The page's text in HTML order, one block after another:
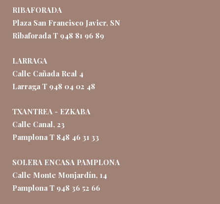
RIBAFORADA
Plaza San Francisco Javier, SN
Ribaforada T 948 81 96 89
LARRAGA
Calle Cañada Real 4
Larraga T 948 04 02 48
TXANTREA - EZKABA
Calle Canal, 23
Pamplona T 848 46 31 33
SOLERA ENCASA PAMPLONA
Calle Monte Monjardín, 14
Pamplona T 948 36 52 66